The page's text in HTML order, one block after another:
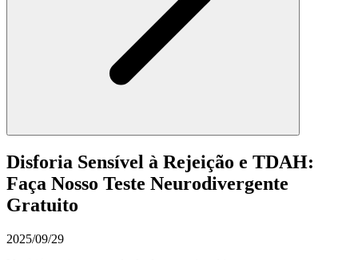
Disforia Sensível à Rejeição e TDAH:
Faça Nosso Teste Neurodivergente
Gratuito
2025/09/29